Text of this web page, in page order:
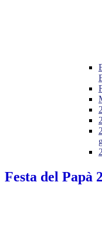
Festa del Papà